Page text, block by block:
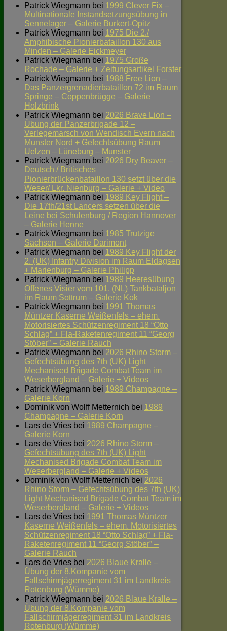
Patrick Wiegmann bei 1999 Clever Fix –
Multinationale Instandsetzungsübung in
Sennelager – Galerie Burkert-Opitz
Patrick Wiegmann bei 1975 Die 2./
Amphibische Pionierbataillon 130 aus
Minden – Galerie Eickmeyer
Patrick Wiegmann bei 1975 Große
Rochade – Galerie + Zeitungsartikel Forster
Patrick Wiegmann bei 1988 Free Lion –
Das Panzergrenadierbataillon 72 im Raum
Springe – Coppenbrügge – Galerie
Holzbrink
Patrick Wiegmann bei 2026 Brave Lion –
Übung der Panzerbrigade 12 –
Verlegemarsch von Wendisch Evern nach
Munster Nord + Gefechtsübung Raum
Uelzen – Lüneburg – Munster
Patrick Wiegmann bei 2026 Dry Beaver –
Deutsch / Britisches
Pionierbrückenbataillon 130 setzt über die
Weser/ Lkr. Nienburg – Galerie + Video
Patrick Wiegmann bei 1989 Key Flight –
Die 17th/21st Lancers setzen über die
Leine bei Schulenburg / Region Hannover
– Galerie Henne
Patrick Wiegmann bei 1985 Trutzige
Sachsen – Galerie Darimont
Patrick Wiegmann bei 1989 Key Flight der
2. (UK) Infantry Division im Raum Eldagsen
+ Marienburg – Galerie Philipp
Patrick Wiegmann bei 1989 Heeresübung
Offenes Visier vom 101. (NL) Tankbataljon
im Raum Sottrum – Galerie Kok
Patrick Wiegmann bei 1991 Thomas
Müntzer Kaserne Weißenfels – ehem.
Motorisiertes Schützenregiment 18 “Otto
Schlag” + Fla-Raketenregiment 11 “Georg
Stöber” – Galerie Rauch
Patrick Wiegmann bei 2026 Rhino Storm –
Gefechtsübung des 7th (UK) Light
Mechanised Brigade Combat Team im
Weserbergland – Galerie + Videos
Patrick Wiegmann bei 1989 Champagne –
Galerie Korn
Dominik von Wolff Metternich bei 1989
Champagne – Galerie Korn
Lars de Vries bei 1989 Champagne –
Galerie Korn
Lars de Vries bei 2026 Rhino Storm –
Gefechtsübung des 7th (UK) Light
Mechanised Brigade Combat Team im
Weserbergland – Galerie + Videos
Dominik von Wolff Metternich bei 2026
Rhino Storm – Gefechtsübung des 7th (UK)
Light Mechanised Brigade Combat Team im
Weserbergland – Galerie + Videos
Lars de Vries bei 1991 Thomas Müntzer
Kaserne Weißenfels – ehem. Motorisiertes
Schützenregiment 18 “Otto Schlag” + Fla-
Raketenregiment 11 “Georg Stöber” –
Galerie Rauch
Lars de Vries bei 2026 Blaue Kralle –
Übung der 8.Kompanie vom
Fallschirmjägerregiment 31 im Landkreis
Rotenburg (Wümme)
Patrick Wiegmann bei 2026 Blaue Kralle –
Übung der 8.Kompanie vom
Fallschirmjägerregiment 31 im Landkreis
Rotenburg (Wümme)